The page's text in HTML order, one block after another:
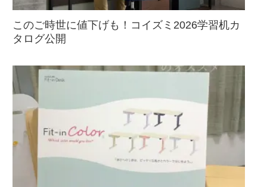
このご時世に値下げも！コイズミ2026学習机カ
タログ公開